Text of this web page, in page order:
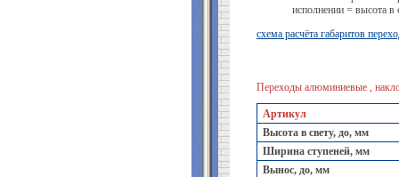
исполнении = высота
схема расчёта габаритов
Переходы алюминиевые ,
Артикул
Высота в свету, до, мм
Ширина ступеней, мм
Вынос, до, мм